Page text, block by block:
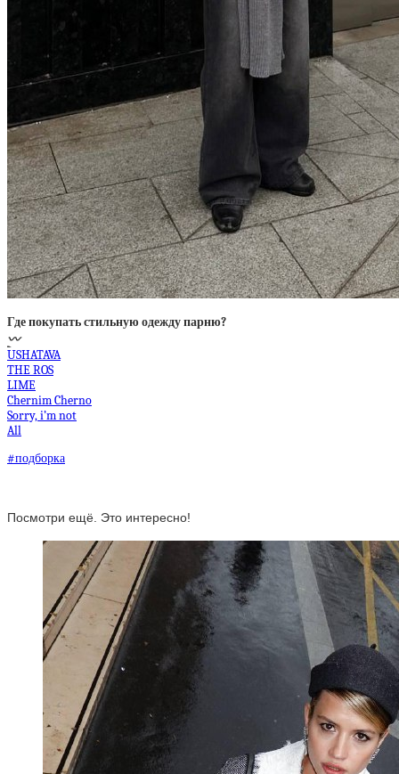
Где покупать стильную одежду парню?
〰️
USHATAVA
THE ROS
LIME
Chernim Cherno
Sorry, i’m not
All
#подборка
Посмотри ещё. Это интересно!